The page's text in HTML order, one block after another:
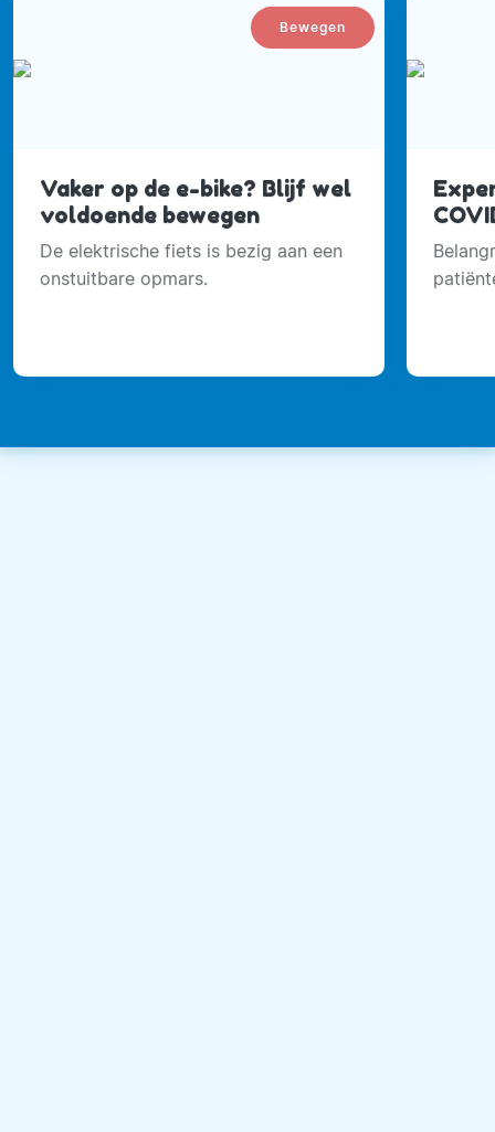
Bewegen
Vaker op de e-bike? Blijf wel
voldoende bewegen
De elektrische fiets is bezig aan een
onstuitbare opmars.